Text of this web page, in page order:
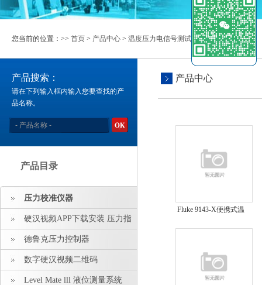
您当前的位置：>> 首页 > 产品中心 > 温度压力电信号测试仪>温度计
产品搜索：
请在下列输入框内输入您要查找的产
品名称。
产品目录
压力校准仪器
硬汉视频APP下载安装 压力指
示仪 压力标准源
德鲁克压力控制器
数字硬汉视频二维码
Level Mate lll 液位测量系统
产品中心
Fluke 9143-X便携式温